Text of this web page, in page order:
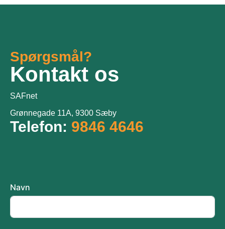
Spørgsmål?
Kontakt os
SAFnet
Grønnegade 11A, 9300 Sæby
Telefon: 9846 4646
Navn